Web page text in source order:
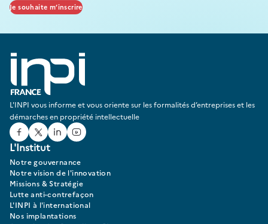
Je souhaite m’inscrire
L'INPI vous informe et vous oriente sur les formalités d’entreprises et les
démarches en propriété intellectuelle
Facebook
TwitterLinked In
Youtube
L'Institut
Notre gouvernance
Notre vision de l'innovation
Missions & Stratégie
Lutte anti-contrefaçon
L'INPI à l'international
Nos implantations